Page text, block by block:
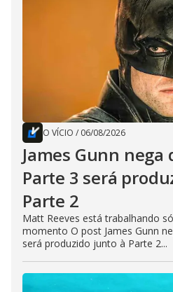
O VÍCIO / 06/08/2026
James Gunn
Parte 3 será
Parte 2
Matt Reeves está trabalhando
momento O post James Gunn
será produzido junto à Parte 2...